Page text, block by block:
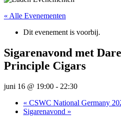
« Alle Evenementen
Dit evenement is voorbij.
Sigarenavond met
Principle Cigars
juni 16 @ 19:00 - 22:30
« CSWC National Germany
Sigarenavond »